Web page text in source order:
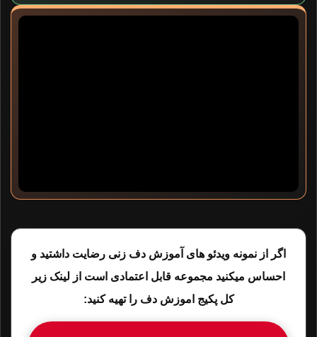
اگر از نمونه‌ ویدئو های آموزش دف زنی رضایت داشتید و
احساس میکنید مجموعه قابل اعتمادی است از لینک زیر
کل پکیج اموزش دف را تهیه کنید: